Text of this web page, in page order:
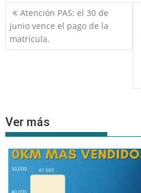
Navegación
de
entradas
Atención PAS: el 30 de
junio vence el pago de la
matrícula.
Ver más